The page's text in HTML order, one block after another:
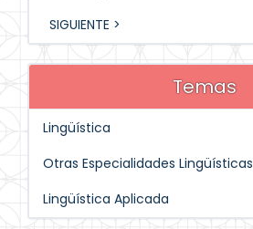
SIGUIENTE >
Temas
Lingüística
Otras Especialidades Lingüísticas
Lingüística Aplicada